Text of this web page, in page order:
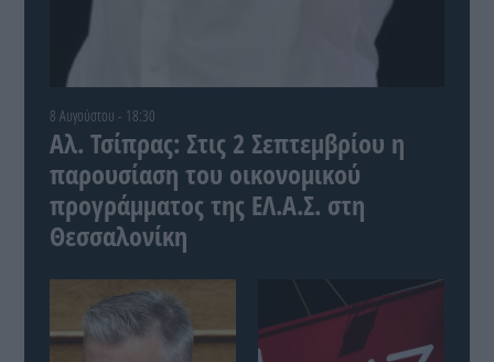
8 Αυγούστου - 18:30
Αλ. Τσίπρας: Στις 2 Σεπτεμβρίου η
παρουσίαση του οικονομικού
προγράμματος της ΕΛ.Α.Σ. στη
Θεσσαλονίκη